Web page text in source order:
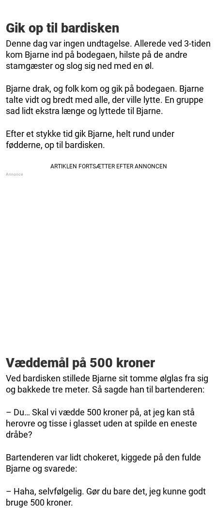
Gik op til bardisken
Denne dag var ingen undtagelse. Allerede ved 3-tiden
kom Bjarne ind på bodegaen, hilste på de andre
stamgæster og slog sig ned med en øl.
Bjarne drak, og folk kom og gik på bodegaen. Bjarne
talte vidt og bredt med alle, der ville lytte. En gruppe
sad lidt ekstra længe og lyttede til Bjarne.
Efter et stykke tid gik Bjarne, helt rund under
fødderne, op til bardisken.
Væddemål på 500 kroner
Ved bardisken stillede Bjarne sit tomme ølglas fra sig
og bakkede tre meter. Så sagde han til bartenderen:
– Du… Skal vi vædde 500 kroner på, at jeg kan stå
herovre og tisse i glasset uden at spilde en eneste
dråbe?
Bartenderen var lidt chokeret, kiggede på den fulde
Bjarne og svarede:
– Haha, selvfølgelig. Gør du bare det, jeg kunne godt
bruge 500 kroner.